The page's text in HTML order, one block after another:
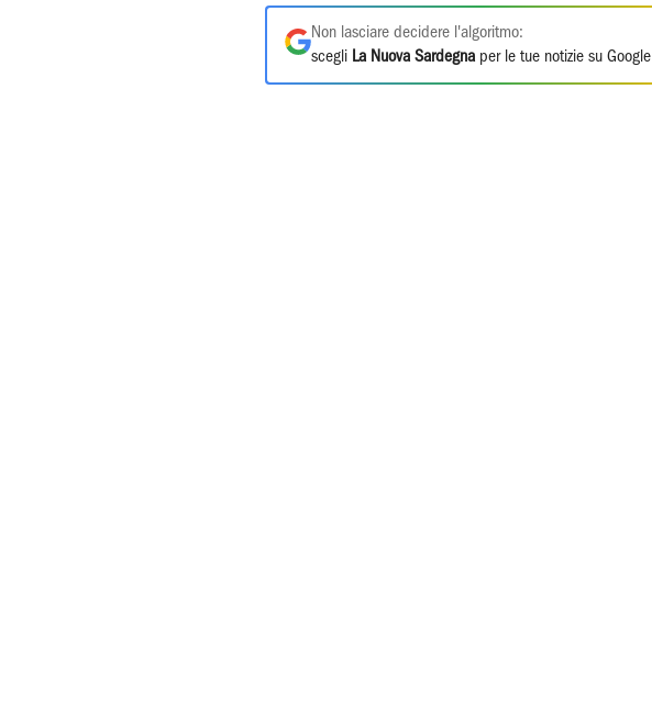
Non lasciare decidere l'algoritmo:
scegli La Nuova Sardegna per le tue notizie su Google